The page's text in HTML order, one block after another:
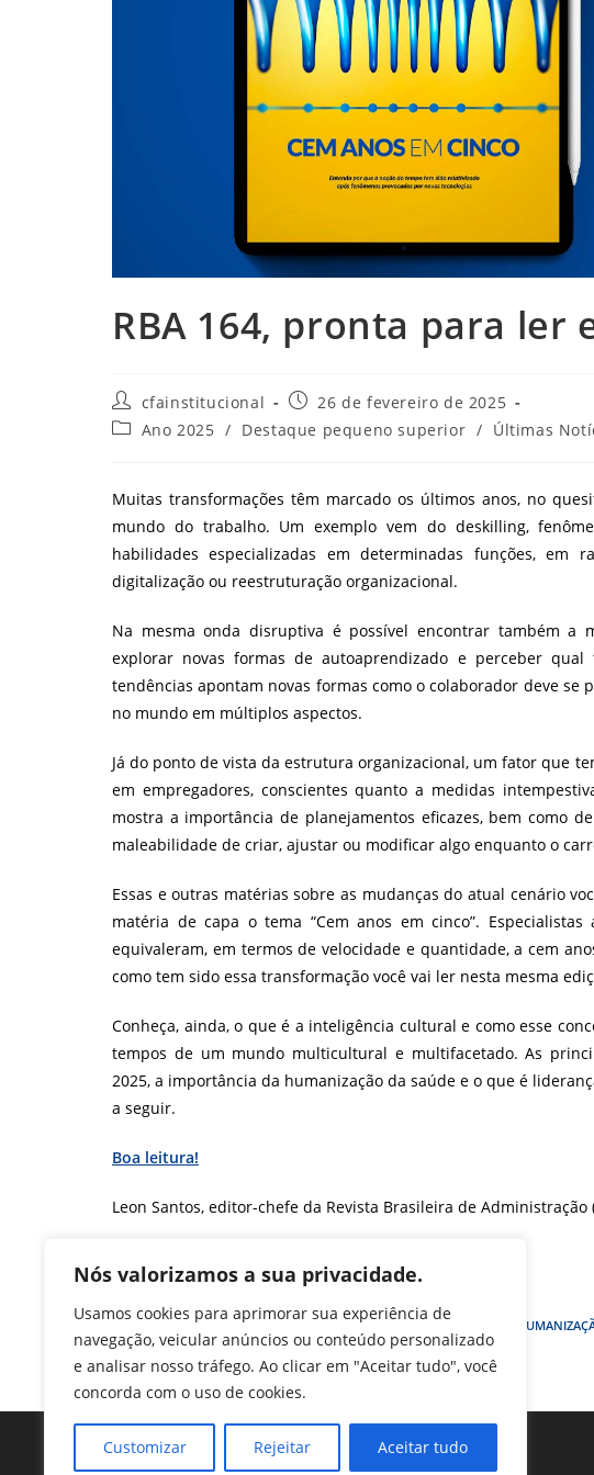
Nós valorizamos a sua privacidade.
Usamos cookies para aprimorar sua experiência de
navegação, veicular anúncios ou conteúdo personalizado
e analisar nosso tráfego. Ao clicar em "Aceitar tudo", você
concorda com o uso de cookies.
Customizar Rejeitar Aceitar tudo
RBA 164, pronta para ler
Autor
do
post:
cfainstitucional
Post26 de fevereiro de 2025
Categoria
Ano 2025 / Destaque pequeno superior / Últimas
Muitas transformações têm marcado os últimos anos, no
mundo do trabalho. Um exemplo vem do deskilling,
habilidades especializadas em determinadas funções, em
digitalização ou reestruturação organizacional.
Na mesma onda disruptiva é possível encontrar também a
explorar novas formas de autoaprendizado e perceber
tendências apontam novas formas como o colaborador deve se
no mundo em múltiplos aspectos.
Já do ponto de vista da estrutura organizacional, um fator que
em empregadores, conscientes quanto a medidas
mostra a importância de planejamentos eficazes, bem como
maleabilidade de criar, ajustar ou modificar algo enquanto o
Essas e outras matérias sobre as mudanças do atual cenário
matéria de capa o tema “Cem anos em cinco”.
equivaleram, em termos de velocidade e quantidade, a cem
como tem sido essa transformação você vai ler nesta mesma
Conheça, ainda, o que é a inteligência cultural e como esse
tempos de um mundo multicultural e multifacetado. As
2025, a importância da humanização da saúde e o que é
a seguir.
Boa leitura!
Leon Santos, editor-chefe da Revista Brasileira de Administração
F
a
c
e
b
o
T
w
itt
er
Li
n
k
e
dI
n
W
h
at
s
A
p
M
e
ss
e
g
Pr
in
tF
ri
n
CEM ANOS EM CINCO DESKILLING
METACOGNIÇÃO, RBA 164